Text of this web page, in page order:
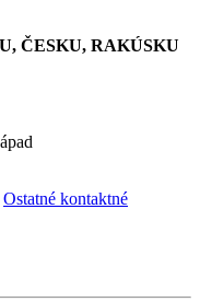
ČESKU, RAKÚSKU
Ostatné kontaktné